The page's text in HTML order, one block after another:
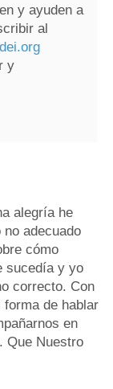
y ayuden a
al
y
alegría he
adecuado
cómo
sucedía y yo
correcto. Con
de hablar
en
Que Nuestro